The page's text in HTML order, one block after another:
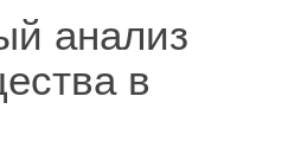
анализ
в